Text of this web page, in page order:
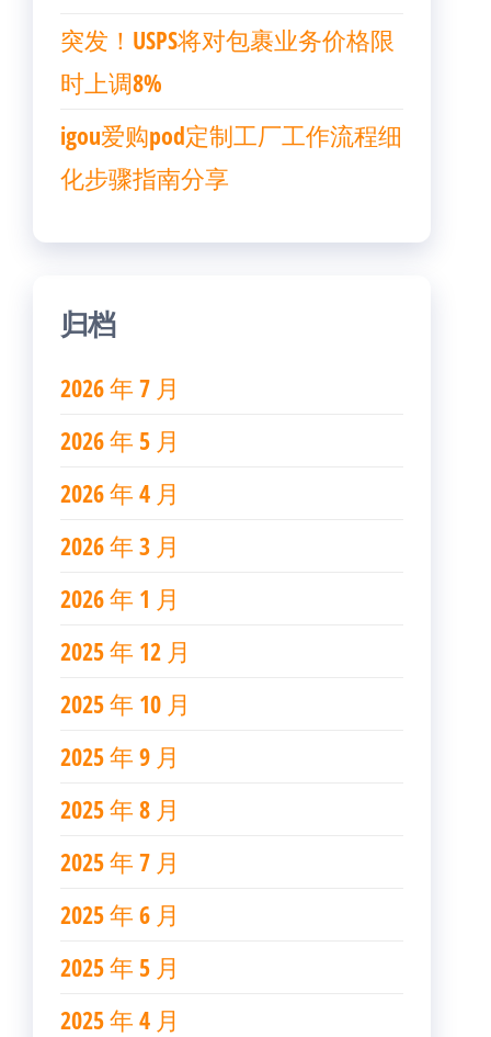
突发！USPS将对包裹业务价格限
时上调8%
igou爱购pod定制工厂工作流程细
化步骤指南分享
归档
2026 年 7 月
2026 年 5 月
2026 年 4 月
2026 年 3 月
2026 年 1 月
2025 年 12 月
2025 年 10 月
2025 年 9 月
2025 年 8 月
2025 年 7 月
2025 年 6 月
2025 年 5 月
2025 年 4 月